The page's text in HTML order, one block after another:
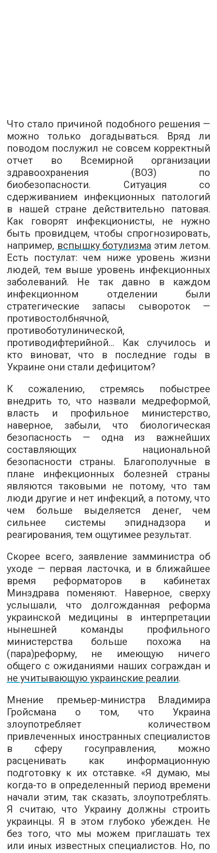
Что стало причиной подобного решения —
можно только догадываться. Вряд ли
поводом послужил не совсем корректный
отчет во Всемирной организации
здравоохранения (ВОЗ) по
биобезопасности. Ситуация со
сдерживанием инфекционных патологий
в нашей стране действительно патовая.
Как говорят инфекционисты, не нужно
быть провидцем, чтобы спрогнозировать,
например, вспышку ботулизма этим летом.
Есть постулат: чем ниже уровень жизни
людей, тем выше уровень инфекционных
заболеваний. Не так давно в каждом
инфекционном отделении были
стратегические запасы сывороток —
противостолбнячной,
противоботулинической,
противодифтерийной... Как случилось и
кто виноват, что в последние годы в
Украине они стали дефицитом?
К сожалению, стремясь побыстрее
внедрить то, что назвали медреформой,
власть и профильное министерство,
наверное, забыли, что биологическая
безопасность — одна из важнейших
составляющих национальной
безопасности страны. Благополучные в
плане инфекционных болезней страны
являются таковыми не потому, что там
люди другие и нет инфекций, а потому, что
чем больше выделяется денег, чем
сильнее системы эпиднадзора и
реагирования, тем ощутимее результат.
Скорее всего, заявление замминистра об
уходе — первая ласточка, и в ближайшее
время реформаторов в кабинетах
Минздрава поменяют. Наверное, сверху
услышали, что долгожданная реформа
украинской медицины в интерпретации
нынешней команды профильного
министерства больше похожа на
(пара)реформу, не имеющую ничего
общего с ожиданиями наших сограждан и
не учитывающую украинские реалии.
Мнение премьер-министра Владимира
Гройсмана о том, что Украина
злоупотребляет количеством
привлеченных иностранных специалистов
в сферу госуправления, можно
расценивать как информационную
подготовку к их отставке. «Я думаю, мы
когда-то в определенный период времени
начали этим, так сказать, злоупотреблять.
Я считаю, что Украину должны строить
украинцы. Я в этом глубоко убежден. Не
без того, что мы можем приглашать тех
или иных известных специалистов. Но, по